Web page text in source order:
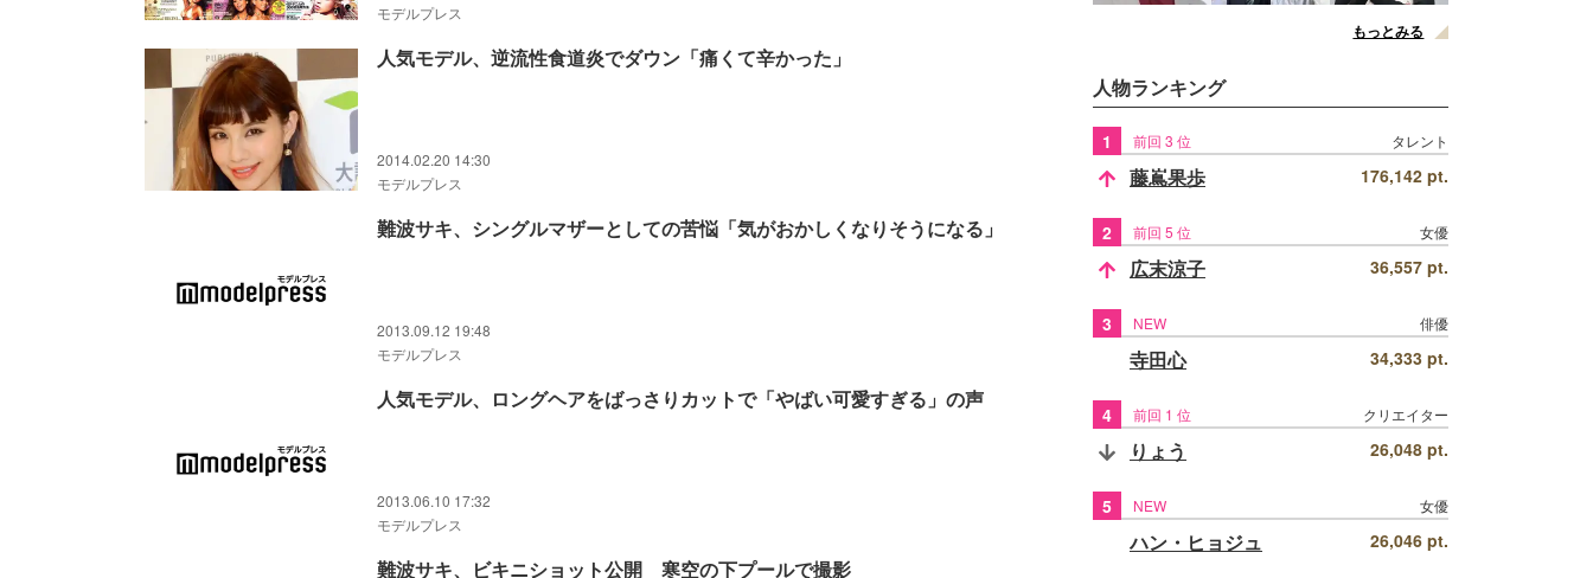
モデルプレス
人気モデル、逆流性食道炎でダウン「痛くて辛かった」
2014.02.20 14:30
モデルプレス
難波サキ、シングルマザーとしての苦悩「気がおかしくなりそうになる」
2013.09.12 19:48
モデルプレス
人気モデル、ロングヘアをばっさりカットで「やばい可愛すぎる」の声
2013.06.10 17:32
モデルプレス
難波サキ、ビキニショット公開 寒空の下プールで撮影
もっとみる
人物ランキング
1 前回 3 位 タレント
藤嶌果歩 176,142 pt.
2 前回 5 位 女優
広末涼子 36,557 pt.
3 NEW 俳優
寺田心 34,333 pt.
4 前回 1 位 クリエイター
りょう 26,048 pt.
5 NEW 女優
ハン・ヒョジュ 26,046 pt.